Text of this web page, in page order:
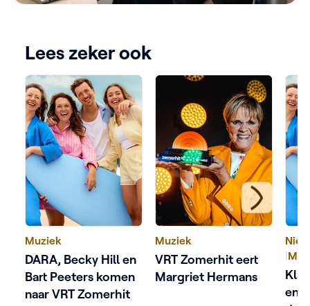
Lees zeker ook
Muziek
DARA, Becky Hill en
Bart Peeters komen
naar VRT Zomerhit
Muziek
VRT Zomerhit eert
Margriet Hermans
|
en